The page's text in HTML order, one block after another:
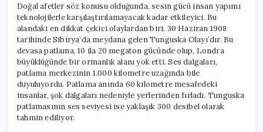
Doğal afetler söz konusu olduğunda, sesin gücü insan yapımı
teknolojilerle karşılaştırılamayacak kadar etkileyici. Bu
alandaki en dikkat çekici olaylardan biri, 30 Haziran 1908
tarihinde Sibirya’da meydana gelen Tunguska Olayı’dır. Bu
devasa patlama, 10 ila 20 megaton gücünde olup, Londra
büyüklüğünde bir ormanlık alanı yok etti. Ses dalgaları,
patlama merkezinin 1.000 kilometre uzağında bile
duyuluyordu. Patlama anında 60 kilometre mesafedeki
insanlar, şok dalgaları nedeniyle yerlerinden fırladı. Tunguska
patlamasının ses seviyesi ise yaklaşık 300 desibel olarak
tahmin ediliyor.